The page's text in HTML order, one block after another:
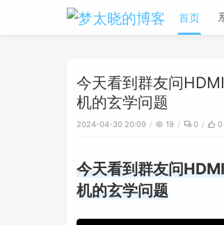
首页
今天看到群友问
机的玄学问题
2024-04-30 20:09 19 0 0
今天看到群友问
机的玄学问题